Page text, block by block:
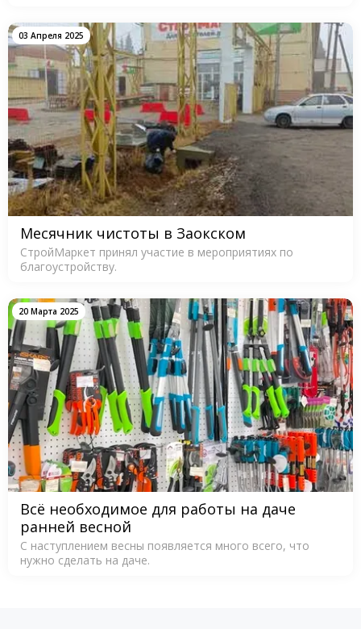
03 Апреля 2025
Месячник чистоты в Заокском
СтройМаркет принял участие в мероприятиях по
благоустройству.
20 Марта 2025
Всё необходимое для работы на даче
ранней весной
С наступлением весны появляется много всего, что
нужно сделать на даче.